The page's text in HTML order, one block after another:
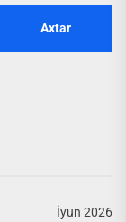
İyun 2026